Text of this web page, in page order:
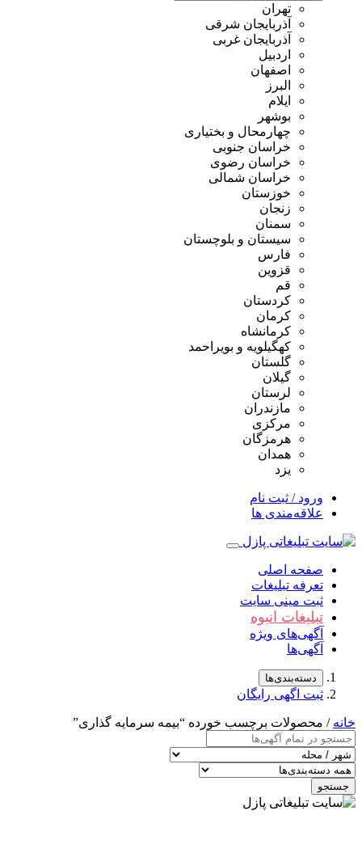
تهران
آذربایجان شرقی
آذربایجان غربی
اردبیل
اصفهان
البرز
ایلام
بوشهر
چهارمحال و بختیاری
خراسان جنوبی
خراسان رضوی
خراسان شمالی
خوزستان
زنجان
سمنان
سیستان و بلوچستان
فارس
قزوین
قم
کردستان
کرمان
کرمانشاه
کهگیلویه و بویراحمد
گلستان
گیلان
لرستان
مازندران
مرکزی
هرمزگان
همدان
یزد
ورود / ثبت نام
علاقه‌مندی ها
صفحه اصلی
تعرفه تبلیغات
ثبت مینی سایت
تبلیغات انبوه
آگهی‌های ویژه
آگهی‌ها
دسته‌بندی‌ها
ثبت اگهی رایگان
خانه / محصولات برچسب خورده “بیمه سرمایه گذاری”
جستجو